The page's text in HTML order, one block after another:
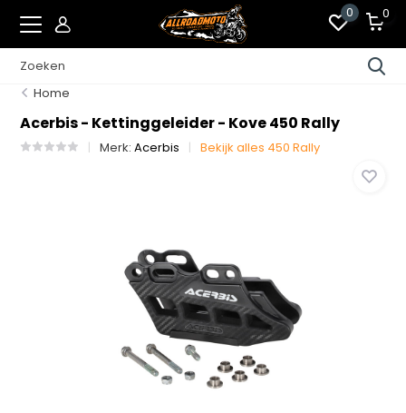
0 0
Home
Acerbis - Kettinggeleider - Kove 450 Rally
Merk:Acerbis Bekijk alles 450 Rally